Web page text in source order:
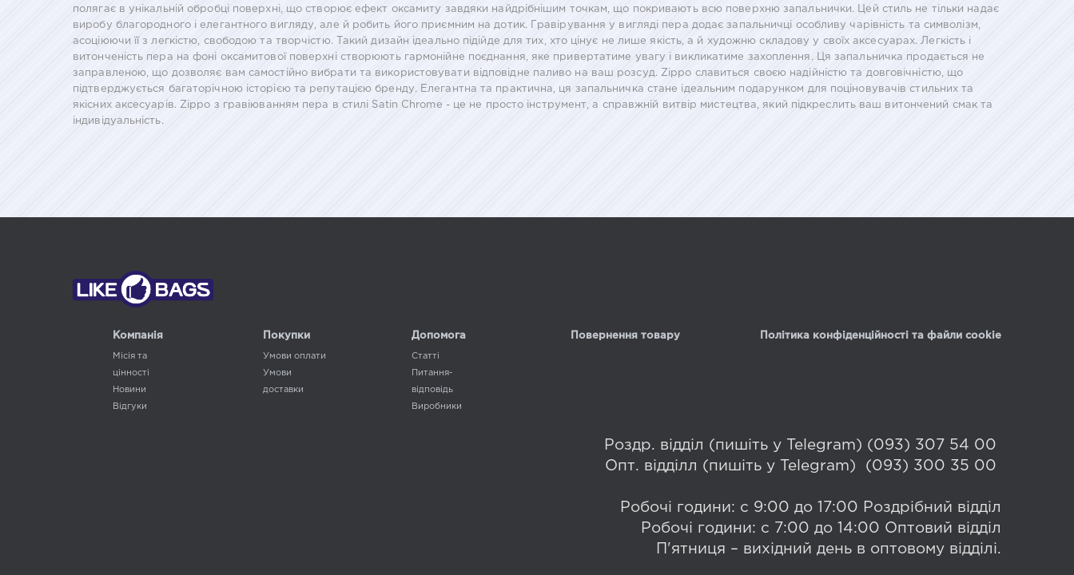
полягає в унікальній обробці поверхні, що створює ефект оксамиту завдяки найдрібнішим точкам, що покривають всю поверхню запальнички. Цей стиль не тільки надає
виробу благородного і елегантного вигляду, але й робить його приємним на дотик. Гравірування у вигляді пера додає запальничці особливу чарівність та символізм,
асоціюючи її з легкістю, свободою та творчістю. Такий дизайн ідеально підійде для тих, хто цінує не лише якість, а й художню складову у своїх аксесуарах. Легкість і
витонченість пера на фоні оксамитової поверхні створюють гармонійне поєднання, яке привертатиме увагу і викликатиме захоплення. Ця запальничка продається не
заправленою, що дозволяє вам самостійно вибрати та використовувати відповідне паливо на ваш розсуд. Zippo славиться своєю надійністю та довговічністю, що
підтверджується багаторічною історією та репутацією бренду. Елегантна та практична, ця запальничка стане ідеальним подарунком для поціновувачів стильних та
якісних аксесуарів. Zippo з гравіюванням пера в стилі Satin Chrome - це не просто інструмент, а справжній витвір мистецтва, який підкреслить ваш витончений смак та
індивідуальність.
Компанія
Місія та
цінності
Новини
Відгуки
Покупки
Умови оплати
Умови
доставки
Допомога
Статті
Питання-
відповідь
Виробники
Повернення товару Політика конфіденційності та файли cookie
Роздр. відділ (пишіть у Telegram) (093) 307 54 00
Опт. відділл (пишіть у Telegram) (093) 300 35 00
Робочі години: с 9:00 до 17:00 Роздрібний відділ
Робочі години: с 7:00 до 14:00 Оптовий відділ
П'ятниця – вихідний день в оптовому відділі.